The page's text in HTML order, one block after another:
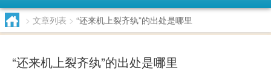
> 文章列表 > “还来机上裂齐纨”的出处是哪里
“还来机上裂齐纨”的出处是哪里